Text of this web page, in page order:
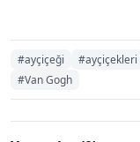
#ayçiçeği #ayçiçekleri
#Van Gogh